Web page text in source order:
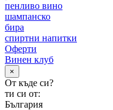
пенливо вино
шампанско
бира
спиртни напитки
Оферти
Винен клуб
×
От къде си?
ти си от:
България